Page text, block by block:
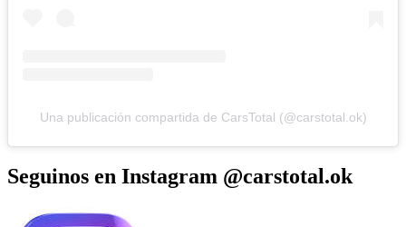
Una publicación compartida de CarsTotal (@carstotal.ok)
Seguinos en Instagram @carstotal.ok